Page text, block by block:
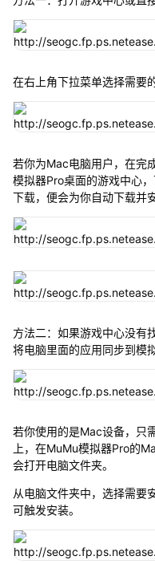
在右上角下拉菜单选择需要
若你为Mac电脑用户，在完
模拟器Pro桌面的游戏中心
下载，便会为你自动下载并安
方法二：如果游戏中心没有
将电脑里面的应用同步到模
若你使用的是Mac设备，
上，在MuMu模拟器Pro的
会打开电脑文件夹。
从电脑文件夹中，选择需
可触发安装。